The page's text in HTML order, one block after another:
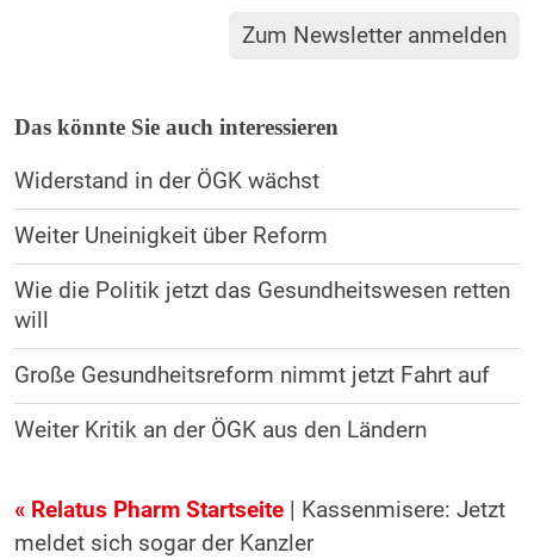
Zum Newsletter anmelden
Das könnte Sie auch interessieren
Widerstand in der ÖGK wächst
Weiter Uneinigkeit über Reform
Wie die Politik jetzt das Gesundheitswesen retten
will
Große Gesundheitsreform nimmt jetzt Fahrt auf
Weiter Kritik an der ÖGK aus den Ländern
« Relatus Pharm Startseite| Kassenmisere: Jetzt
meldet sich sogar der Kanzler